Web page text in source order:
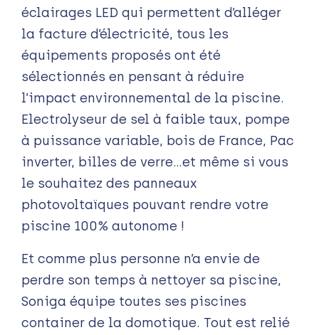
éclairages LED qui permettent d’alléger
la facture d’électricité, tous les
équipements proposés ont été
sélectionnés en pensant à réduire
l’impact environnemental de la piscine.
Electrolyseur de sel à faible taux, pompe
à puissance variable, bois de France, Pac
inverter, billes de verre…et même si vous
le souhaitez des panneaux
photovoltaïques pouvant rendre votre
piscine 100% autonome !
Et comme plus personne n’a envie de
perdre son temps à nettoyer sa piscine,
Soniga équipe toutes ses piscines
container de la domotique. Tout est relié